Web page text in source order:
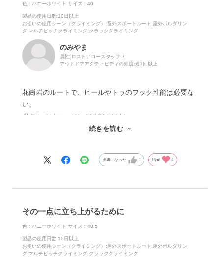
色：ハニーホワイト サイズ：40
製品の使用日数:10日以上
お使いの使用シーン（クライミング） :屋外スポートルート,屋外ボルダリン
グ,マルチピッチクライミング,クラッククライミング
のみやま
属性:ロストアロースタッフ
アウトドアアクティビティの頻度:週1回以上
花崗岩のルートで、ヒールやトゥのフック性能は必要な
い。
必要なのはエッジング性能だけだ。
なフックが出てきたことがない。
昨今、レースアップや2～３本ベルクロのシューズは影
多く、ヒールも様々な形状に進化している。
ヒールやトゥはシューズの性能頼みではなく、自分の肉
体を進化させればいい。
それよりも、足にフィットし力を逃がさないレースアッ
プタイプや、足の横アーチを拘束しつま先の
続きを読む
参考になった 1 Like! 4
その一点に立ち上がるために
色：ハニーホワイト サイズ：40.5
製品の使用日数:10日以上
お使いの使用シーン（クライミング） :屋外スポートルート,屋外ボルダリン
グ,マルチピッチクライミング,クラッククライミング